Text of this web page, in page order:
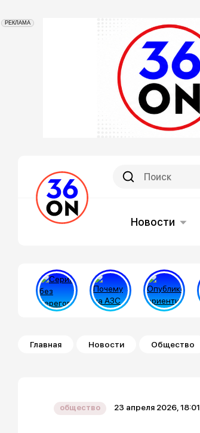
РЕКЛАМА
Новости
Строка навигации
Главная Новости Общество
общество 23 апреля 2026, 18:01